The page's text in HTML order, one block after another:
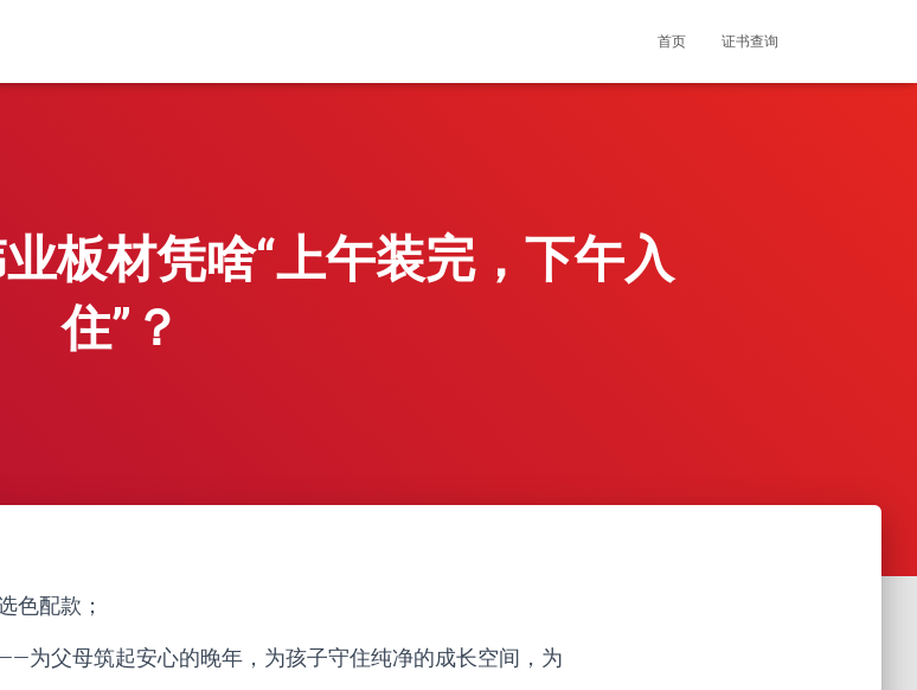
首页 证书查询
板材凭啥“上午装完，下午入
住”？
色配款；
为父母筑起安心的晚年，为孩子守住纯净的成长空间，为